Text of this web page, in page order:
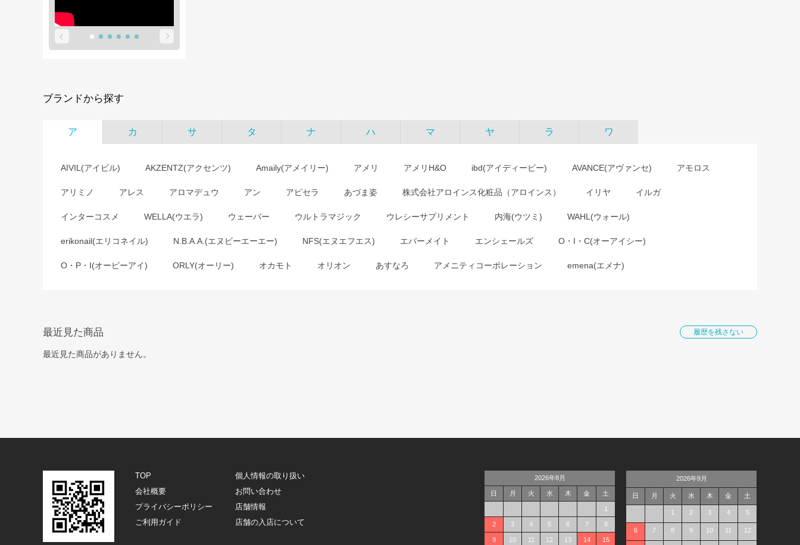
ブランドから探す
ア カ サ タ ナ ハ マ ヤ ラ ワ
AIVIL(アイビル) AKZENTZ(アクセンツ) Amaily(アメイリー) アメリ アメリH&O ibd(アイディービー) AVANCE(アヴァンセ) アモロス
アリミノ アレス アロマデュウ アン アピセラ あづま姿 株式会社アロインス化粧品（アロインス） イリヤ イルガ
インターコスメ WELLA(ウエラ) ウェーバー ウルトラマジック ウレシーサプリメント 内海(ウツミ) WAHL(ウォール)
erikonail(エリコネイル) N.B.A.A.(エヌビーエーエー) NFS(エヌエフエス) エバーメイト エンシェールズ O・I・C(オーアイシー)
O・P・I(オーピーアイ) ORLY(オーリー) オカモト オリオン あすなろ アメニティコーポレーション emena(エメナ)
最近見た商品 履歴を残さない
最近見た商品がありません。
TOP
個人情報の取り扱い
会社概要
お問い合わせ
プライバシーポリシー
店舗情報
ご利用ガイド
店舗の入店について
2026年8月
日 月 火 水 木 金 土
1
2 3 4 5 6 7 8
9 10 11 12 13 14 15
2026年9月
日 月 火 水 木 金 土
1 2 3 4 5
6 7 8 9 10 11 12